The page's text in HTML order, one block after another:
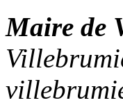
Maire de